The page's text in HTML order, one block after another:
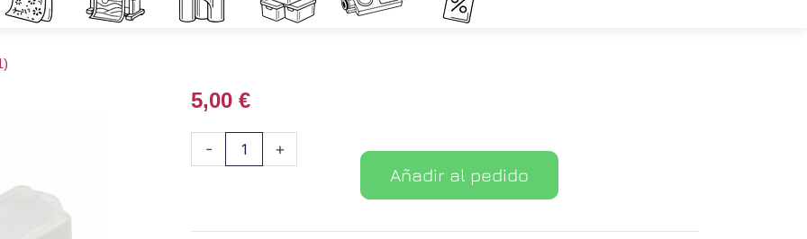
5,00 €
-
Subtanque
Blanco
+
Añadir al pedido